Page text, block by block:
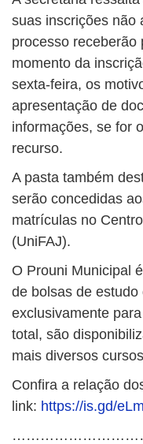
suas inscrições não
processo receberão
momento da
sexta-feira, os
apresentação de
informações, se for
recurso.
A pasta também
serão concedidas
matrículas no
(UniFAJ).
O Prouni Municipal
de bolsas de
exclusivamente
total, são
mais diversos
Confira a relação
link: https://is.gd/